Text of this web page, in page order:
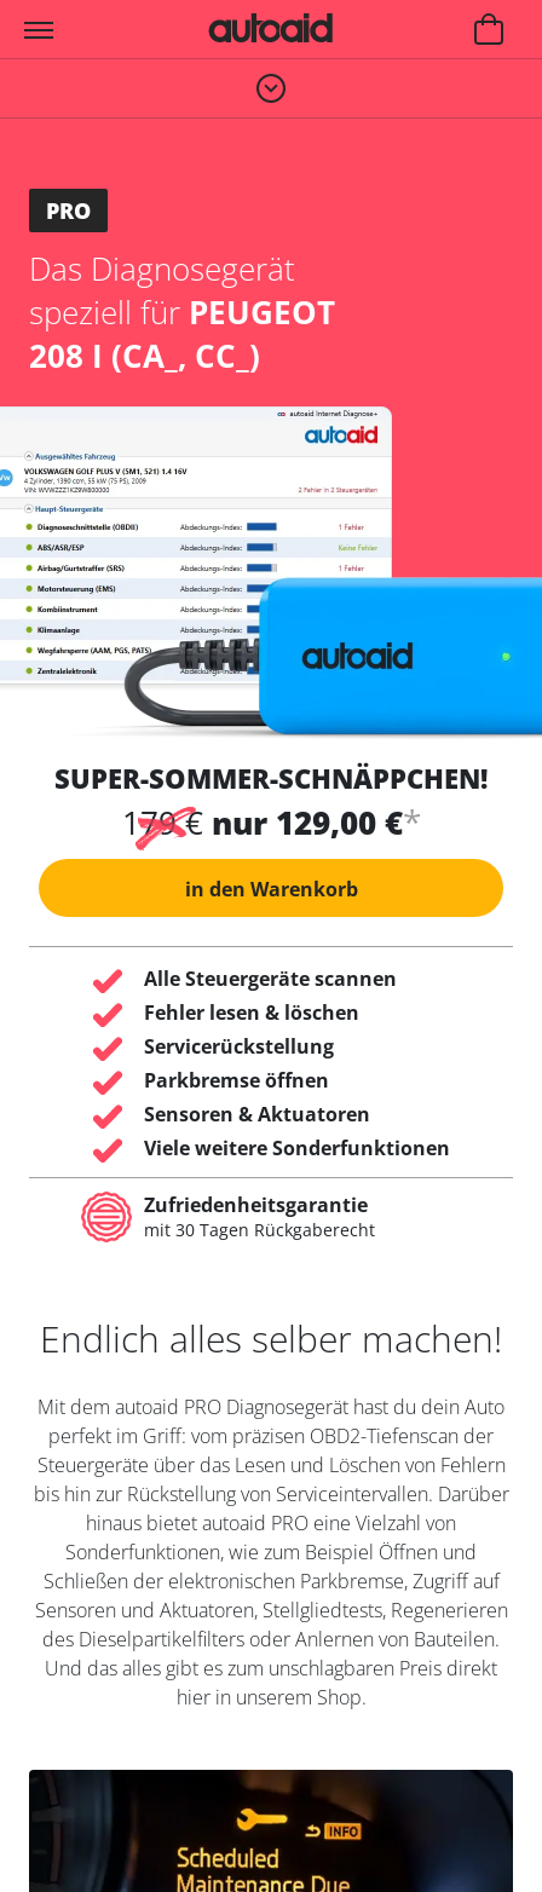
PRO
Das Diagnosegerät
speziell für PEUGEOT
208 I (CA_, CC_)
SUPER-SOMMER-SCHNÄPPCHEN!
179 € nur 129,00 €*
in den Warenkorb
Alle Steuergeräte scannen
Fehler lesen & löschen
Servicerückstellung
Parkbremse öffnen
Sensoren & Aktuatoren
Viele weitere Sonderfunktionen
Zufriedenheitsgarantie
mit 30 Tagen Rückgaberecht
Endlich alles selber machen!
Mit dem autoaid PRO Diagnosegerät hast du dein Auto
perfekt im Griff: vom präzisen OBD2-Tiefenscan der
Steuergeräte über das Lesen und Löschen von Fehlern
bis hin zur Rückstellung von Serviceintervallen. Darüber
hinaus bietet autoaid PRO eine Vielzahl von
Sonderfunktionen, wie zum Beispiel Öffnen und
Schließen der elektronischen Parkbremse, Zugriff auf
Sensoren und Aktuatoren, Stellgliedtests, Regenerieren
des Dieselpartikelfilters oder Anlernen von Bauteilen.
Und das alles gibt es zum unschlagbaren Preis direkt
hier in unserem Shop.